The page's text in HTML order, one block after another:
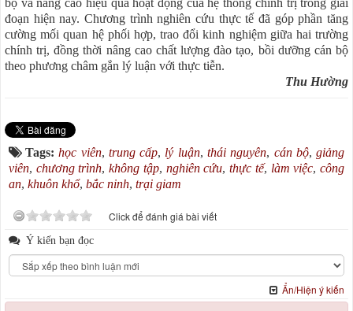
bộ và nâng cao hiệu quả hoạt động của hệ thống chính trị trong giai
đoạn hiện nay. Chương trình nghiên cứu thực tế đã góp phần tăng
cường mối quan hệ phối hợp, trao đổi kinh nghiệm giữa hai trường
chính trị, đồng thời nâng cao chất lượng đào tạo, bồi dưỡng cán bộ
theo phương châm gắn lý luận với thực tiễn.
Thu Hường
Tags:học viên, trung cấp, lý luận, thái nguyên, cán bộ,giảng
viên, chương trình,không tập, nghiên cứu,thực tế, làm việc,công
an, khuôn khổ, bắc ninh, trại giam
Click để đánh giá bài viết
Ý kiến bạn đọc
Ẩn/Hiện ý kiến